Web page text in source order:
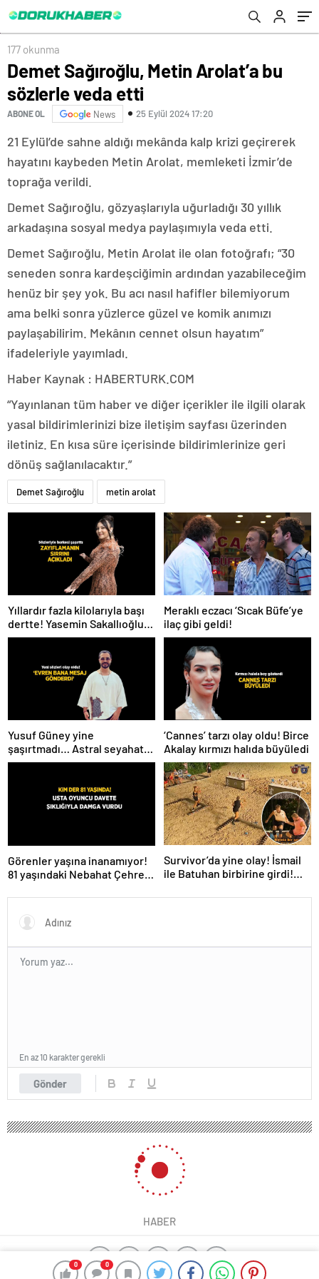
177 okunma
Demet Sağıroğlu, Metin Arolat’a bu
sözlerle veda etti
ABONE OL News 25 Eylül 2024 17:20
0 0
21 Eylül’de sahne aldığı mekânda kalp krizi geçirerek
hayatını kaybeden Metin Arolat, memleketi İzmir’de
toprağa verildi.
Demet Sağıroğlu, gözyaşlarıyla uğurladığı 30 yıllık
arkadaşına sosyal medya paylaşımıyla veda etti.
Demet Sağıroğlu, Metin Arolat ile olan fotoğrafı; “30
seneden sonra kardeşciğimin ardından yazabileceğim
henüz bir şey yok. Bu acı nasıl hafifler bilemiyorum
ama belki sonra yüzlerce güzel ve komik anımızı
paylaşabilirim. Mekânın cennet olsun hayatım”
ifadeleriyle yayımladı.
Haber Kaynak : HABERTURK.COM
“Yayınlanan tüm haber ve diğer içerikler ile ilgili olarak
yasal bildirimlerinizi bize iletişim sayfası üzerinden
iletiniz. En kısa süre içerisinde bildirimlerinize geri
dönüş sağlanılacaktır.”
Demet Sağıroğlu metin arolat
Yıllardır fazla kilolarıyla başı
dertte! Yasemin Sakallıoğlu
zayıflamasının sırrını açıkladı
Meraklı eczacı ‘Sıcak Büfe’ye
ilaç gibi geldi!
Yusuf Güney yine
şaşırtmadı… Astral seyahat
ve uzaylılardan sonra şimdi
‘Cannes’ tarzı olay oldu! Birce
Akalay kırmızı halıda büyüledi
Görenler yaşına inanamıyor!
81 yaşındaki Nebahat Çehre
Survivor’da yine olay! İsmail
ile Batuhan birbirine girdi!
Gönder
En az 10 karakter gerekli
HABER